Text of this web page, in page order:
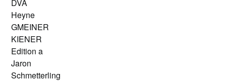
DVA
Heyne
GMEINER
KIENER
Edition a
Jaron
Schmetterling